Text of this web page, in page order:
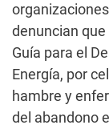
denuncian
Guía para el
Energía, por
hambre y
del abandono